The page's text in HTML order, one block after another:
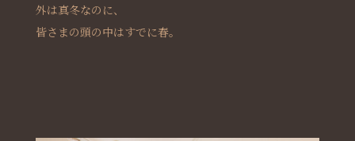
外は真冬なのに、
皆さまの頭の中はすでに春。